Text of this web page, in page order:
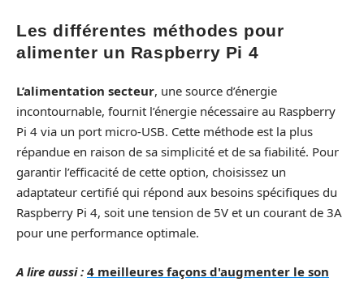
Les différentes méthodes pour
alimenter un Raspberry Pi 4
L’alimentation secteur, une source d’énergie
incontournable, fournit l’énergie nécessaire au Raspberry
Pi 4 via un port micro-USB. Cette méthode est la plus
répandue en raison de sa simplicité et de sa fiabilité. Pour
garantir l’efficacité de cette option, choisissez un
adaptateur certifié qui répond aux besoins spécifiques du
Raspberry Pi 4, soit une tension de 5V et un courant de 3A
pour une performance optimale.
A lire aussi : 4 meilleures façons d'augmenter le son